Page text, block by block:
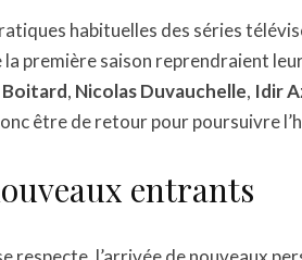
habituelles des séries
première saison reprendraient
Boitard, Nicolas Duvauchelle, Idir
être de retour pour poursuivre
entrants